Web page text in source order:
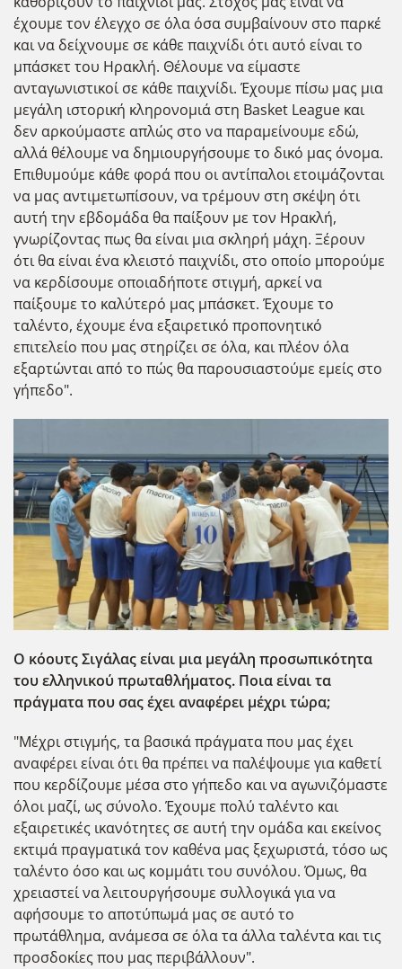
έχουμε τον έλεγχο σε όλα όσα συμβαίνουν στο παρκέ
και να δείχνουμε σε κάθε παιχνίδι ότι αυτό είναι το
μπάσκετ του Ηρακλή. Θέλουμε να είμαστε
ανταγωνιστικοί σε κάθε παιχνίδι. Έχουμε πίσω μας μια
μεγάλη ιστορική κληρονομιά στη Basket League και
δεν αρκούμαστε απλώς στο να παραμείνουμε εδώ,
αλλά θέλουμε να δημιουργήσουμε το δικό μας όνομα.
Επιθυμούμε κάθε φορά που οι αντίπαλοι ετοιμάζονται
να μας αντιμετωπίσουν, να τρέμουν στη σκέψη ότι
αυτή την εβδομάδα θα παίξουν με τον Ηρακλή,
γνωρίζοντας πως θα είναι μια σκληρή μάχη. Ξέρουν
ότι θα είναι ένα κλειστό παιχνίδι, στο οποίο μπορούμε
να κερδίσουμε οποιαδήποτε στιγμή, αρκεί να
παίξουμε το καλύτερό μας μπάσκετ. Έχουμε το
ταλέντο, έχουμε ένα εξαιρετικό προπονητικό
επιτελείο που μας στηρίζει σε όλα, και πλέον όλα
εξαρτώνται από το πώς θα παρουσιαστούμε εμείς στο
γήπεδο".
Ο κόουτς Σιγάλας είναι μια μεγάλη προσωπικότητα
του ελληνικού πρωταθλήματος. Ποια είναι τα
πράγματα που σας έχει αναφέρει μέχρι τώρα;
"Μέχρι στιγμής, τα βασικά πράγματα που μας έχει
αναφέρει είναι ότι θα πρέπει να παλέψουμε για καθετί
που κερδίζουμε μέσα στο γήπεδο και να αγωνιζόμαστε
όλοι μαζί, ως σύνολο. Έχουμε πολύ ταλέντο και
εξαιρετικές ικανότητες σε αυτή την ομάδα και εκείνος
εκτιμά πραγματικά τον καθένα μας ξεχωριστά, τόσο ως
ταλέντο όσο και ως κομμάτι του συνόλου. Όμως, θα
χρειαστεί να λειτουργήσουμε συλλογικά για να
αφήσουμε το αποτύπωμά μας σε αυτό το
πρωτάθλημα, ανάμεσα σε όλα τα άλλα ταλέντα και τις
προσδοκίες που μας περιβάλλουν".